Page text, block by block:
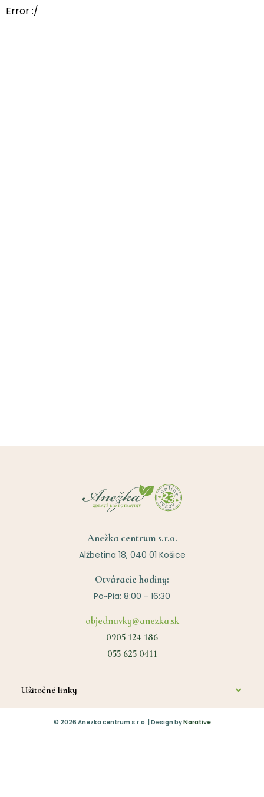
Error :/
Anežka centrum s.r.o.
Alžbetina 18, 040 01 Košice
Otváracie hodiny:
Po~Pia: 8:00 - 16:30
objednavky@anezka.sk
0905 124 186
055 625 0411
Užitočné linky
O nás
© 2026 Anezka centrum s.r.o. | Design byNarative